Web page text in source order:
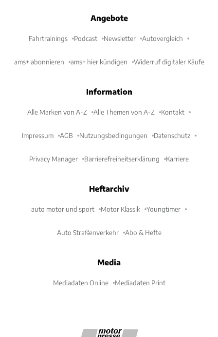
Angebote
Fahrtrainings Podcast Newsletter Autovergleich
ams+ abonnieren ams+ hier kündigen Widerruf digitaler Käufe
Information
Alle Marken von A-Z Alle Themen von A-Z Kontakt
Impressum AGB Nutzungsbedingungen Datenschutz
Privacy Manager Barrierefreiheitserklärung Karriere
Heftarchiv
auto motor und sport Motor Klassik Youngtimer
Auto Straßenverkehr Abo & Hefte
Media
Mediadaten Online Mediadaten Print